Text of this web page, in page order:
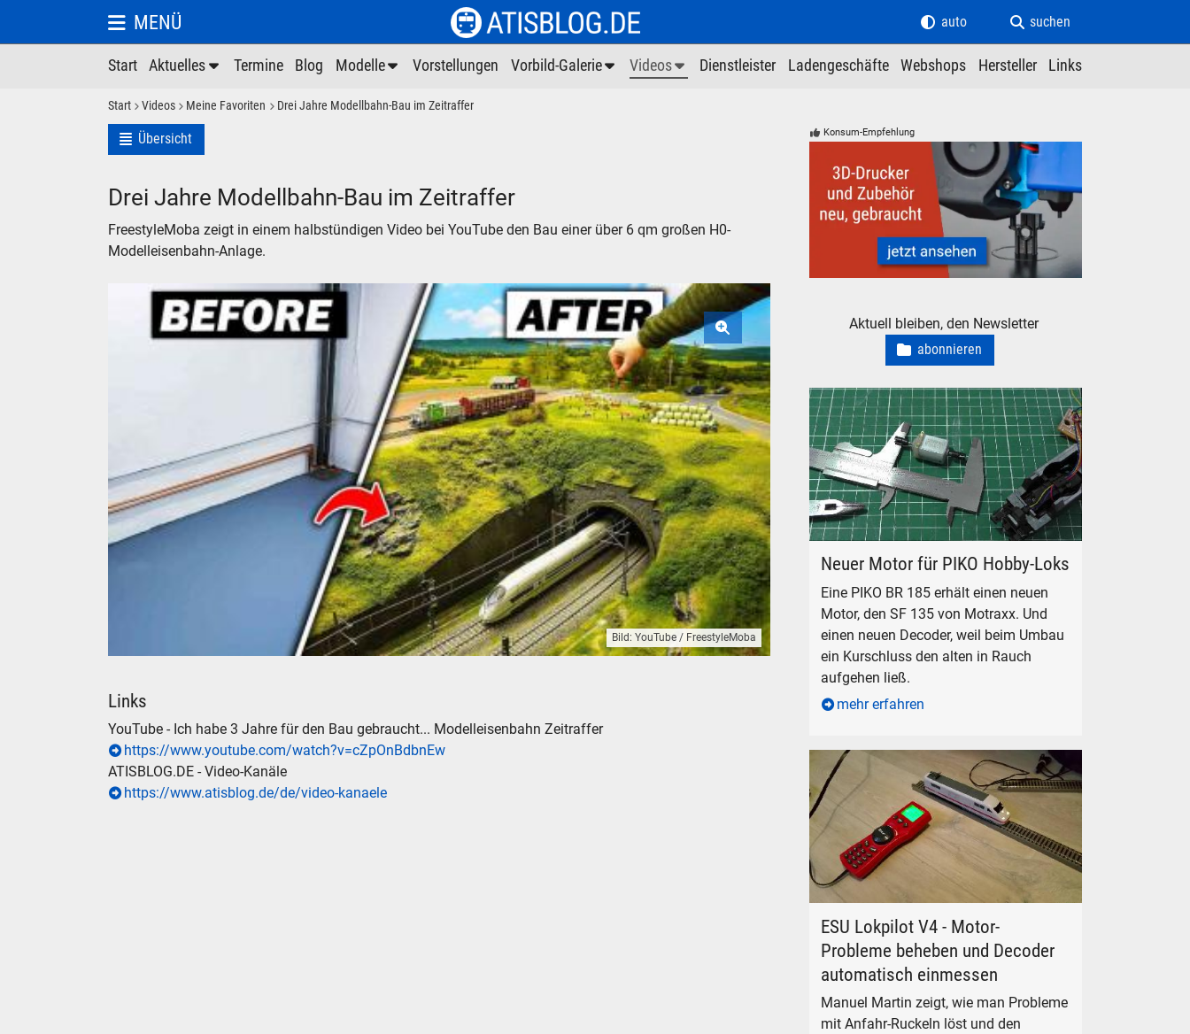
Start Aktuelles Termine Blog Modelle Vorstellungen Vorbild-Galerie Videos Dienstleister Ladengeschäfte Webshops Hersteller Links
MENÜ suchen
auto
Start Videos Meine Favoriten Drei Jahre Modellbahn-Bau im Zeitraffer
Übersicht
Drei Jahre Modellbahn-Bau im Zeitraffer
FreestyleMoba zeigt in einem halbstündigen Video bei YouTube den Bau einer über 6 qm großen H0-
Modelleisenbahn-Anlage.
Bild: YouTube / FreestyleMoba
Links
YouTube - Ich habe 3 Jahre für den Bau gebraucht... Modelleisenbahn Zeitraffer
https://www.youtube.com/watch?v=cZpOnBdbnEw
ATISBLOG.DE - Video-Kanäle
https://www.atisblog.de/de/video-kanaele
Konsum-Empfehlung
Aktuell bleiben, den Newsletter
abonnieren
Neuer Motor für PIKO Hobby-Loks
Eine PIKO BR 185 erhält einen neuen
Motor, den SF 135 von Motraxx. Und
einen neuen Decoder, weil beim Umbau
ein Kurschluss den alten in Rauch
aufgehen ließ.
mehr erfahren
ESU Lokpilot V4 - Motor-
Probleme beheben und Decoder
automatisch einmessen
Manuel Martin zeigt, wie man Probleme
mit Anfahr-Ruckeln löst und den